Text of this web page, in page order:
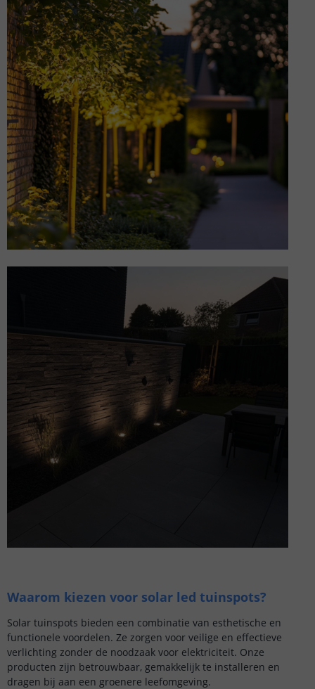
Waarom kiezen voor solar led tuinspots?
Solar tuinspots bieden een combinatie van esthetische en
functionele voordelen. Ze zorgen voor veilige en effectieve
verlichting zonder de noodzaak voor elektriciteit. Onze
producten zijn betrouwbaar, gemakkelijk te installeren en
dragen bij aan een groenere leefomgeving.